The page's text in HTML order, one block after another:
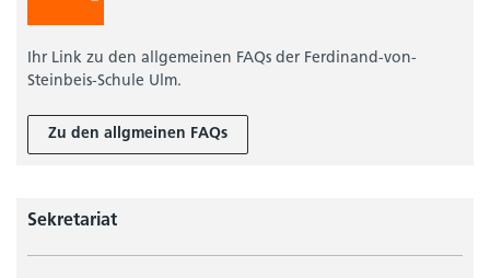
Ihr Link zu den allgemeinen FAQs der Ferdinand-von-
Steinbeis-Schule Ulm.
Zu den allgmeinen FAQs
Sekretariat